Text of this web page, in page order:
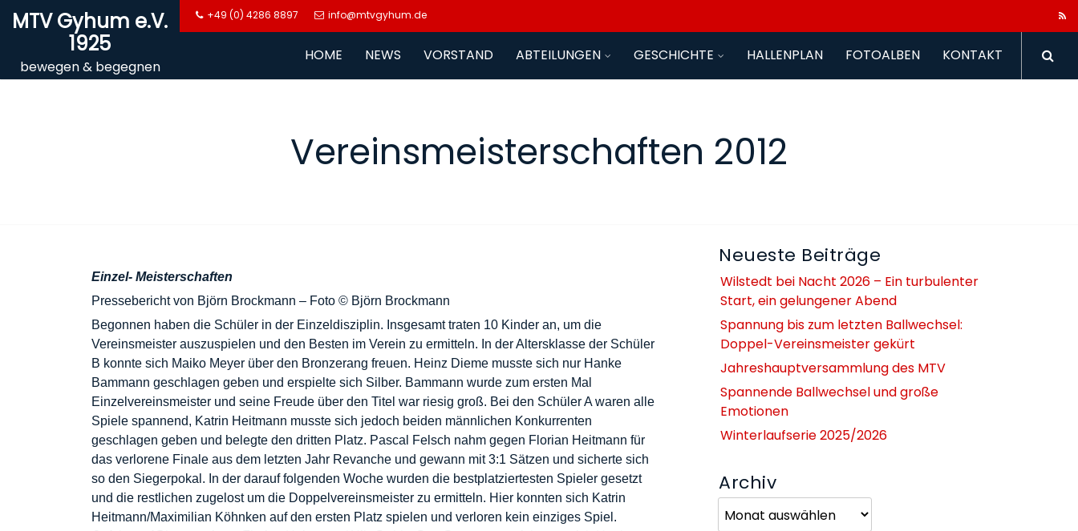
SkipMTV Gyhum e.V.
1925
bewegen & begegnen
+49 (0) 4286 8897 info@mtvgyhum.de
HOME NEWS VORSTAND ABTEILUNGEN GESCHICHTE HALLENPLAN FOTOALBEN KONTAKT
Vereinsmeisterschaften 2012
Einzel- Meisterschaften
Pressebericht von Björn Brockmann – Foto © Björn Brockmann
Begonnen haben die Schüler in der Einzeldisziplin. Insgesamt traten 10 Kinder an, um die
Vereinsmeister auszuspielen und den Besten im Verein zu ermitteln. In der Altersklasse der Schüler
B konnte sich Maiko Meyer über den Bronzerang freuen. Heinz Dieme musste sich nur Hanke
Bammann geschlagen geben und erspielte sich Silber. Bammann wurde zum ersten Mal
Einzelvereinsmeister und seine Freude über den Titel war riesig groß. Bei den Schüler A waren alle
Spiele spannend, Katrin Heitmann musste sich jedoch beiden männlichen Konkurrenten
geschlagen geben und belegte den dritten Platz. Pascal Felsch nahm gegen Florian Heitmann für
das verlorene Finale aus dem letzten Jahr Revanche und gewann mit 3:1 Sätzen und sicherte sich
so den Siegerpokal. In der darauf folgenden Woche wurden die bestplatziertesten Spieler gesetzt
und die restlichen zugelost um die Doppelvereinsmeister zu ermitteln. Hier konnten sich Katrin
Heitmann/Maximilian Köhnken auf den ersten Platz spielen und verloren kein einziges Spiel.
Neueste Beiträge
Wilstedt bei Nacht 2026 – Ein turbulenter
Start, ein gelungener Abend
Spannung bis zum letzten Ballwechsel:
Doppel-Vereinsmeister gekürt
Jahreshauptversammlung des MTV
Spannende Ballwechsel und große
Emotionen
Winterlaufserie 2025/2026
Archiv